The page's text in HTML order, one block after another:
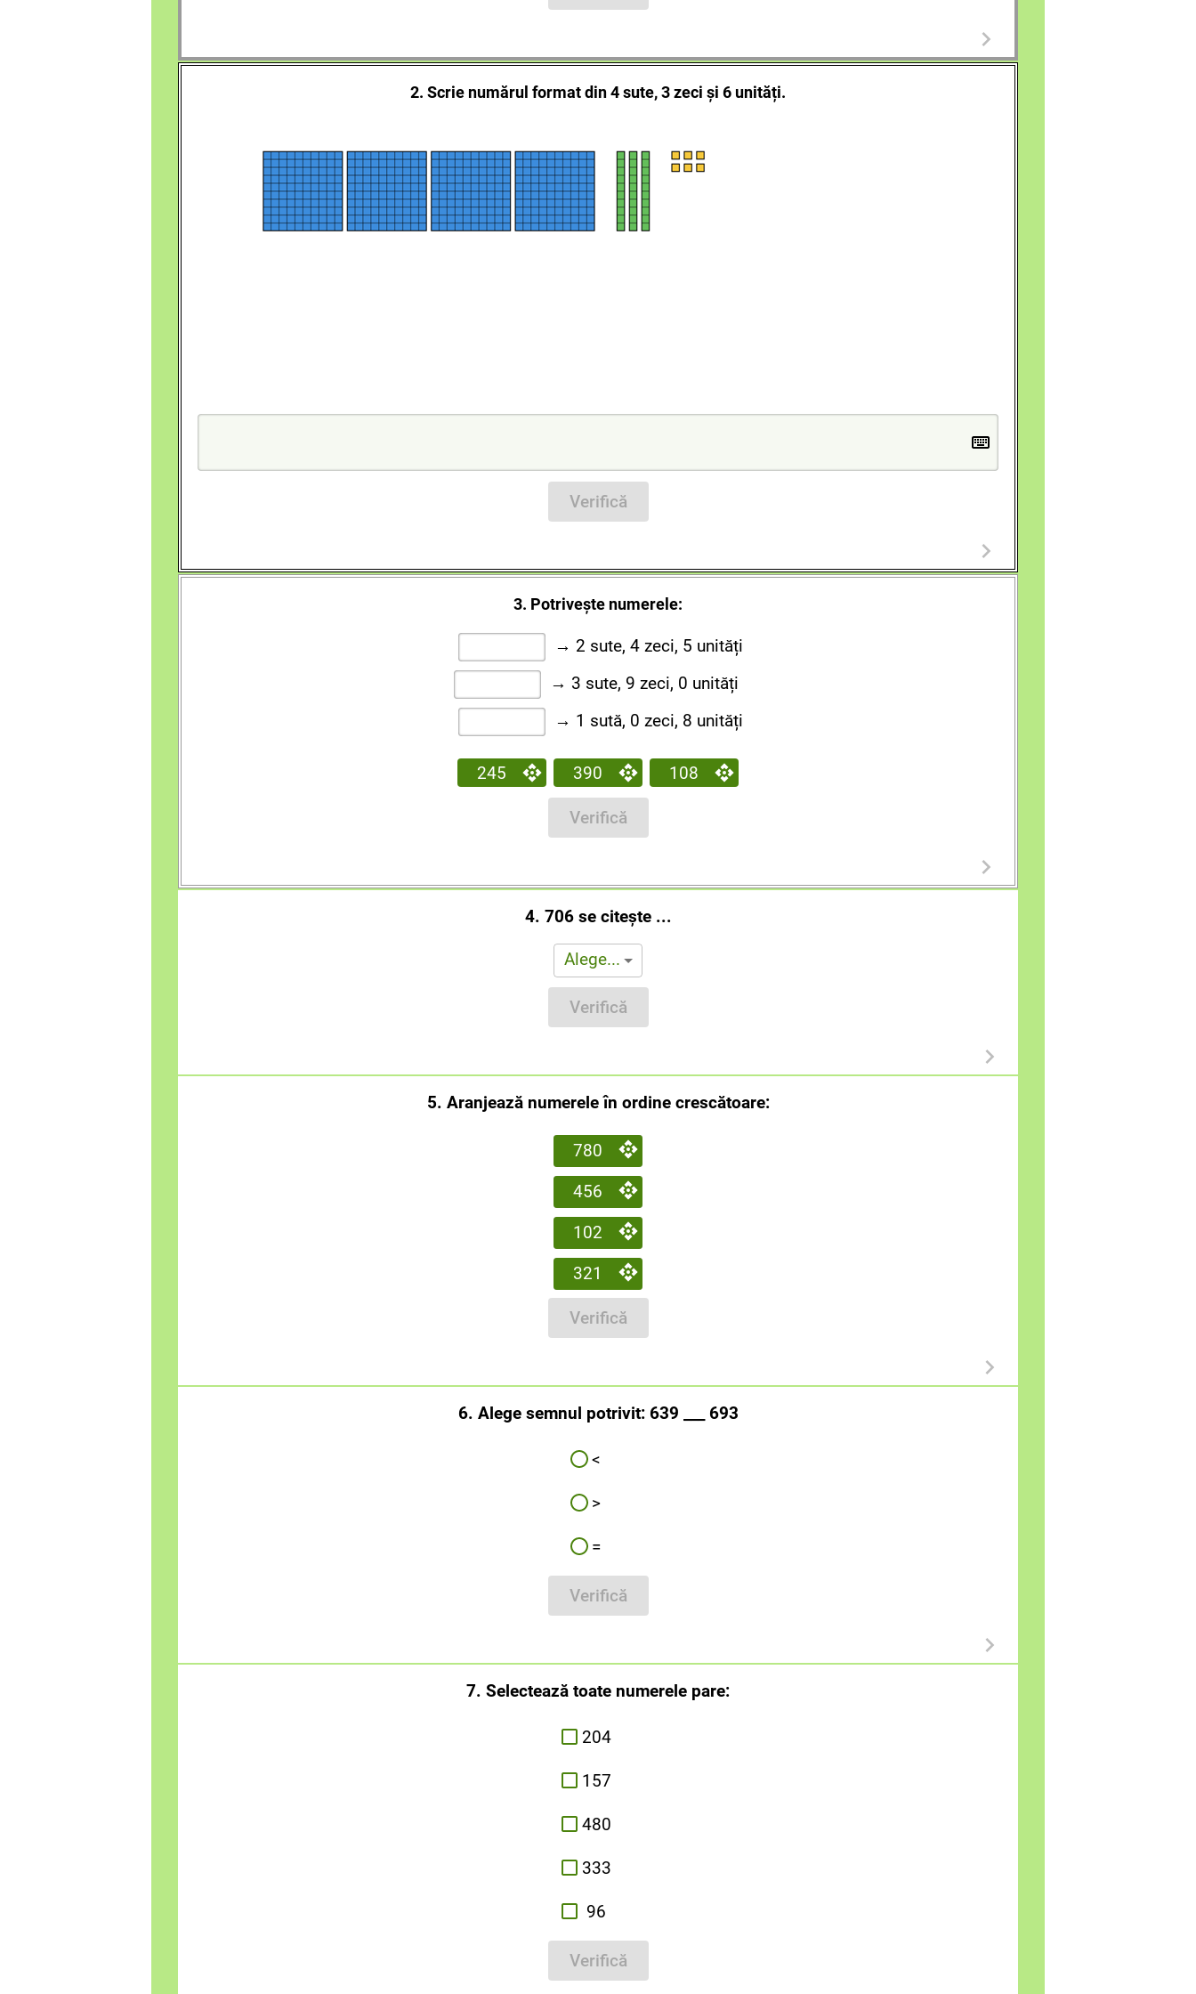
2. Scrie numărul format din 4 sute, 3 zeci și 6 unități.
Verifică
3. Potrivește numerele:
→ 2 sute, 4 zeci, 5 unități
→ 3 sute, 9 zeci, 0 unități
→ 1 sută, 0 zeci, 8 unități
245 390 108
Verifică
4. 706 se citește ...
Alege...
Verifică
5. Aranjează numerele în ordine crescătoare:
780
456
102
321
Verifică
6. Alege semnul potrivit: 639 ___ 693
<
>
=
Verifică
7. Selectează toate numerele pare:
204
157
480
333
96
Verifică